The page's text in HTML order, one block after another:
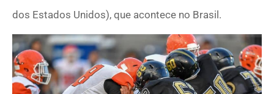
dos Estados Unidos), que acontece no Brasil.